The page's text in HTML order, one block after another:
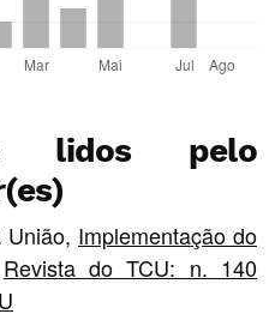
lidos pelo
União, Implementação do
Revista do TCU: n. 140